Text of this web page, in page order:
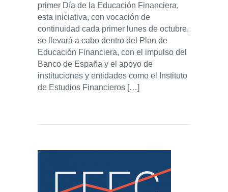
primer Día de la Educación Financiera,
esta iniciativa, con vocación de
continuidad cada primer lunes de octubre,
se llevará a cabo dentro del Plan de
Educación Financiera, con el impulso del
Banco de España y el apoyo de
instituciones y entidades como el Instituto
de Estudios Financieros […]